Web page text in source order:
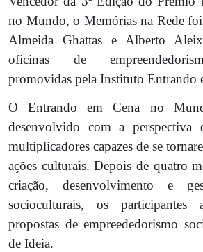
no Mundo, o Memórias na Rede
Almeida Ghattas e Alberto
oficinas de
promovidas pela Instituto Entrando
O Entrando em Cena no
desenvolvido com a perspectiva
multiplicadores capazes de se
ações culturais. Depois de quatro
criação, desenvolvimento e
socioculturais, os participantes
propostas de empreededorismo
de Ideia.